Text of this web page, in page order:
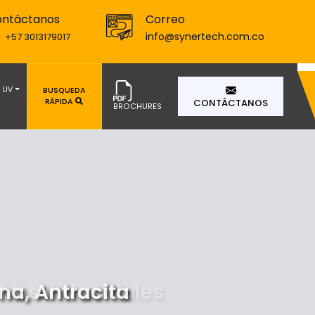
+57 3013179017
Correo
info@synertech.com.co
UV
BUSQUEDA
RÁPIDA
BROCHURES CONTÁCTANOS